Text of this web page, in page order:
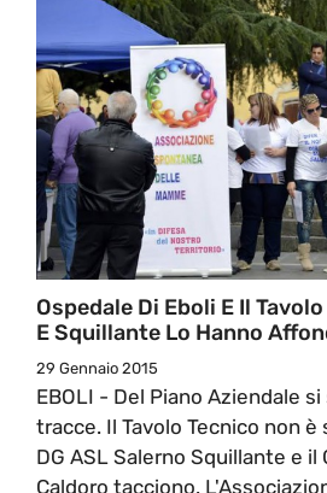
Ospedale Di Eboli E Il
E Squillante Lo Hanno
29 Gennaio 2015
EBOLI - Del Piano Aziendale
tracce. Il Tavolo Tecnico non
DG ASL Salerno Squillante e il
Caldoro tacciono.